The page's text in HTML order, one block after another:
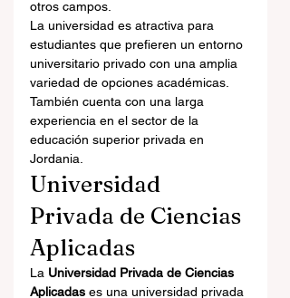
otros campos.
La universidad es atractiva para
estudiantes que prefieren un entorno
universitario privado con una amplia
variedad de opciones académicas.
También cuenta con una larga
experiencia en el sector de la
educación superior privada en
Jordania.
Universidad
Privada de Ciencias
Aplicadas
La Universidad Privada de Ciencias
Aplicadas es una universidad privada